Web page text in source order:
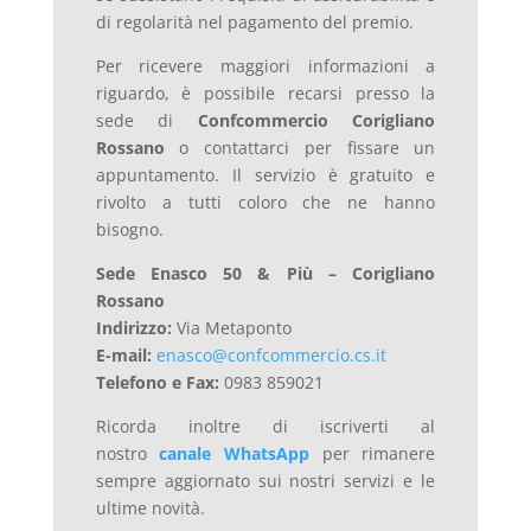
di regolarità nel pagamento del premio.
Per ricevere maggiori informazioni a
riguardo, è possibile recarsi presso la
sede di Confcommercio Corigliano
Rossano
o contattarci per fissare un
appuntamento. Il servizio ègratuito e
rivolto a tutti coloro che ne hanno
bisogno.
Sede Enasco 50 & Più – Corigliano
Rossano
Indirizzo: Via Metaponto
E-mail: enasco@confcommercio.cs.it
Telefono e Fax: 0983 859021
Ricorda inoltre di iscriverti al
nostrocanale WhatsApp
per rimanere
sempre aggiornato sui nostri servizi e le
ultime novità.